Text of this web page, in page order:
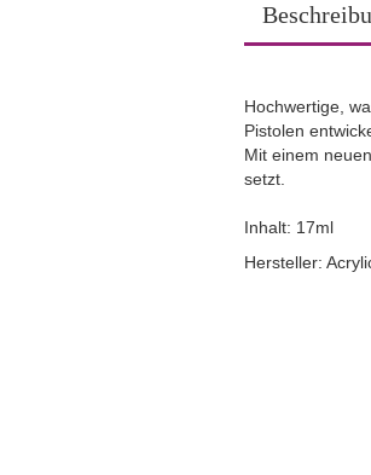
Hochwertige,
Pistolen
Mit einem
setzt.
Inhalt: 17ml
Hersteller: